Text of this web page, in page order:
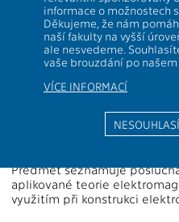
informace o možnostech
Děkujeme, že nám
naší fakulty na vyšší
ale nesvedeme.
vaše brouzdání po
VÍCE INFORMACÍ
Garanti:
Přednášející:
Cvičící:
Webová stránka:
http://www.elmag.org/cs/
Předmět seznamuje
aplikované teorie
využitím při konstrukci